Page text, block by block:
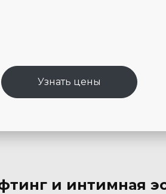
Узнать цены
и интимная